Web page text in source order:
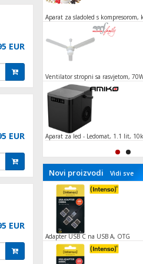
EUR
EUR
EUR
još 1 dana
-10
još 29 dana
62,95
Aparat za sladoled s kompresorom,
Ventilator stropni sa rasvjetom,
Aparat za led - Ledomat, 1.1 lit,
Novi proizvodi Vidi sve
8,50
ZLN1931
Adapter USB C na USB A, OTG